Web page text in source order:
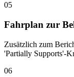
05
Fahrplan zur
Zusätzlich zum
'Partially Supports'-
06